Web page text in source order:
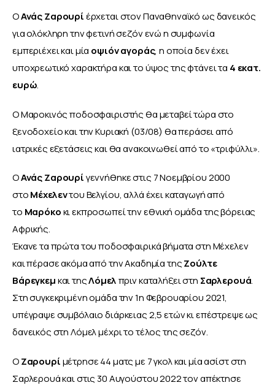
Ο Ανάς Ζαρουρί έρχεται στον Παναθηναϊκό ως δανεικός
για ολόκληρη την φετινή σεζόν ενώ η συμφωνία
εμπεριέχει και μία οψιόν αγοράς, η οποία δεν έχει
υποχρεωτικό χαρακτήρα και το ύψος της φτάνει τα 4 εκατ.
ευρώ.
Ο Μαροκινός ποδοσφαιριστής θα μεταβεί τώρα στο
ξενοδοχείο και την Κυριακή (03/08) θα περάσει από
ιατρικές εξετάσεις και θα ανακοινωθεί από το «τριφύλλι».
Ο Ανάς Ζαρουρί γεννήθηκε στις 7 Νοεμβρίου 2000
στο Μέχελεν του Βελγίου, αλλά έχει καταγωγή από
το Μαρόκο κι εκπροσωπεί την εθνική ομάδα της βόρειας
Αφρικής.
Έκανε τα πρώτα του ποδοσφαιρικά βήματα στη Μέχελεν
και πέρασε ακόμα από την Ακαδημία της Ζούλτε
Βάρεγκεμ και της Λόμελ πριν καταλήξει στη Σαρλερουά.
Στη συγκεκριμένη ομάδα την 1η Φεβρουαρίου 2021,
υπέγραψε συμβόλαιο διάρκειας 2,5 ετών κι επέστρεψε ως
δανεικός στη Λόμελ μέχρι το τέλος της σεζόν.
Ο Ζαρουρί μέτρησε 44 ματς με 7 γκολ και μία ασίστ στη
Σαρλερουά και στις 30 Αυγούστου 2022 τον απέκτησε